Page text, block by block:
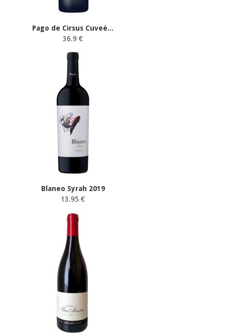
Pago de Cirsus Cuveé...
36.9 €
Blaneo Syrah 2019
13.95 €